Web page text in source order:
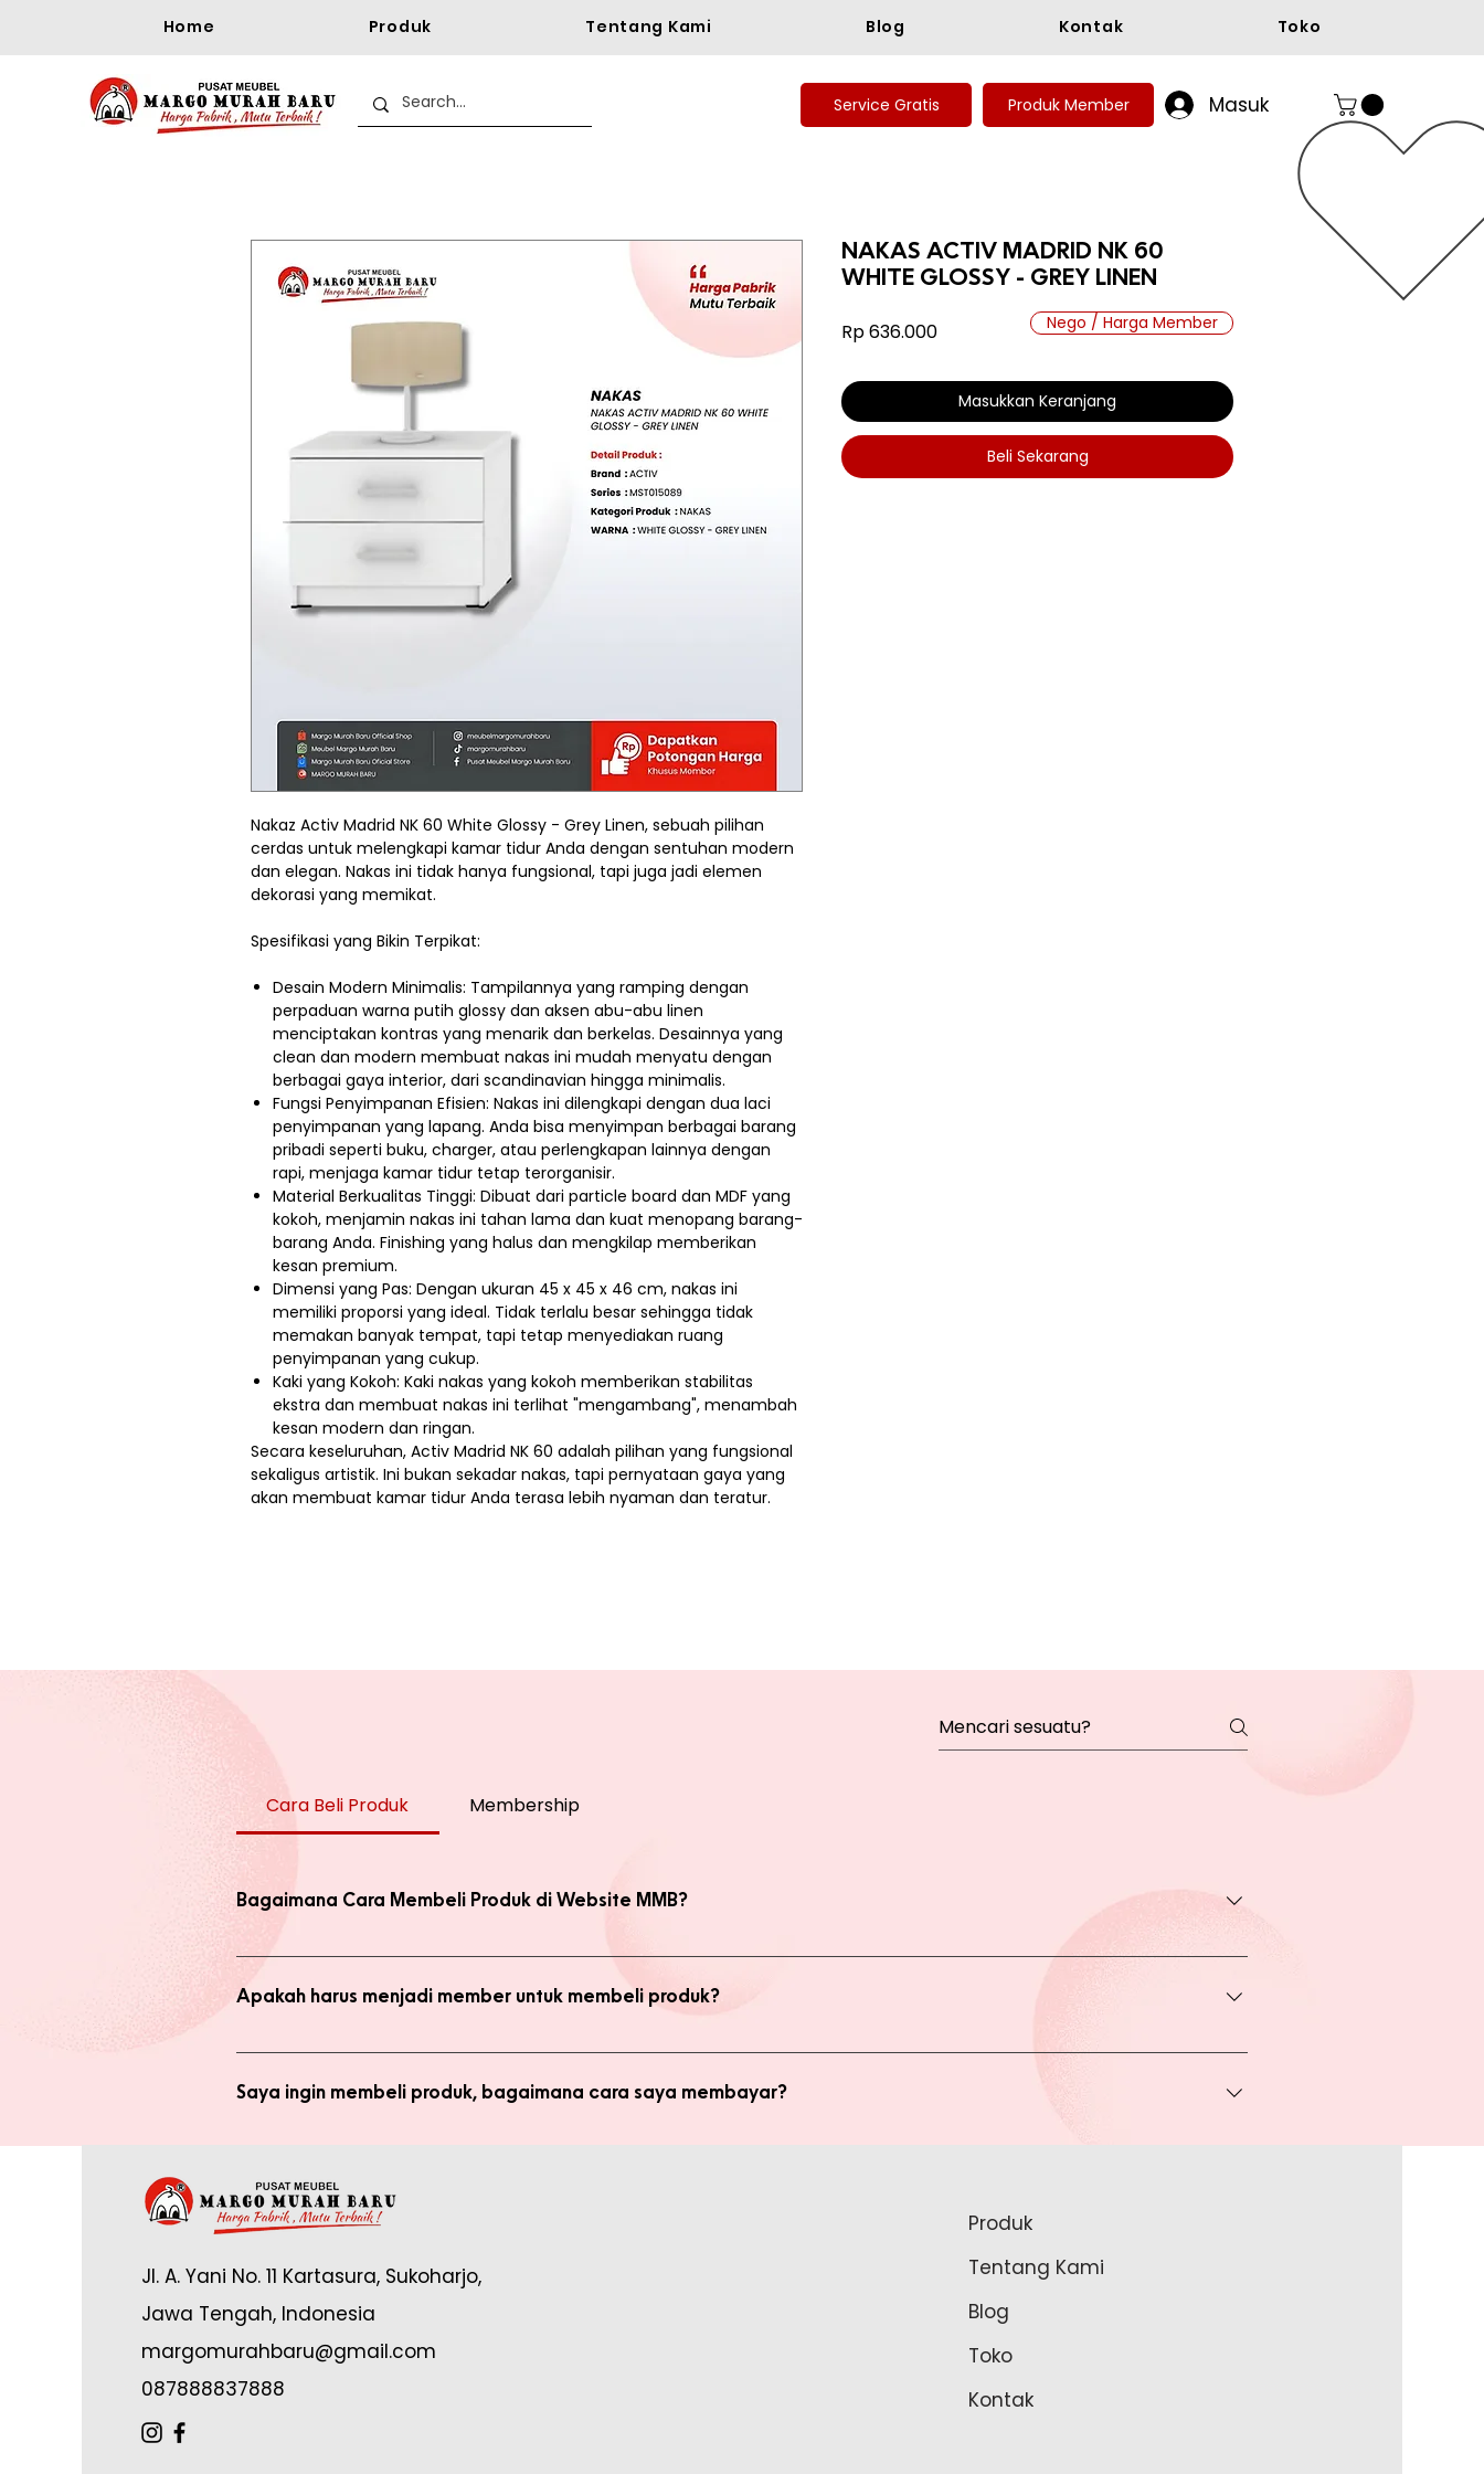
Home Produk Tentang Kami Blog Kontak Toko
Service Gratis Produk Member Masuk
Nakaz Activ Madrid NK 60 White Glossy - Grey Linen, sebuah pilihan
cerdas untuk melengkapi kamar tidur Anda dengan sentuhan modern
dan elegan. Nakas ini tidak hanya fungsional, tapi juga jadi elemen
dekorasi yang memikat.
Spesifikasi yang Bikin Terpikat:
Desain Modern Minimalis: Tampilannya yang ramping dengan
perpaduan warna putih glossy dan aksen abu-abu linen
menciptakan kontras yang menarik dan berkelas. Desainnya yang
clean dan modern membuat nakas ini mudah menyatu dengan
berbagai gaya interior, dari scandinavian hingga minimalis.
Fungsi Penyimpanan Efisien: Nakas ini dilengkapi dengan dua laci
penyimpanan yang lapang. Anda bisa menyimpan berbagai barang
pribadi seperti buku, charger, atau perlengkapan lainnya dengan
rapi, menjaga kamar tidur tetap terorganisir.
Material Berkualitas Tinggi: Dibuat dari particle board dan MDF yang
kokoh, menjamin nakas ini tahan lama dan kuat menopang barang-
barang Anda. Finishing yang halus dan mengkilap memberikan
kesan premium.
Dimensi yang Pas: Dengan ukuran 45 x 45 x 46 cm, nakas ini
memiliki proporsi yang ideal. Tidak terlalu besar sehingga tidak
memakan banyak tempat, tapi tetap menyediakan ruang
penyimpanan yang cukup.
Kaki yang Kokoh: Kaki nakas yang kokoh memberikan stabilitas
ekstra dan membuat nakas ini terlihat "mengambang", menambah
kesan modern dan ringan.
Secara keseluruhan, Activ Madrid NK 60 adalah pilihan yang fungsional
sekaligus artistik. Ini bukan sekadar nakas, tapi pernyataan gaya yang
akan membuat kamar tidur Anda terasa lebih nyaman dan teratur.
NAKAS ACTIV MADRID NK 60
WHITE GLOSSY - GREY LINEN
Rp 636.000Harga
Masukkan Keranjang
Beli Sekarang
Nego / Harga Member
Cara Beli Produk Membership
Bagaimana Cara Membeli Produk di Website MMB?
Ada 2 jenis produk yang ada di website, yaitu produk Member dan Non Member. Anda bisa melakukan transaksi pada halaman Produk
Apakah harus menjadi member untuk membeli produk?
Anda tidak perlu bergabung menjadi member untuk membeli produk MMB. Tetapi ada keuntungan yang bisa Anda dapatkan apabila
Saya ingin membeli produk, bagaimana cara saya membayar?
yang tertulis dan konfirmasikan kepada Admin.
Saya sudah jadi member tapi tidak bisa login ke Produk Member, apa yang harus saya lakukan?
Admin di: https://wa.me/6287888837888 Tunggu waktu 24-48 jam untuk proses pembaruan data sebelum Anda memulai untuk transaksi
Jl. A. Yani No. 11 Kartasura, Sukoharjo,
Jawa Tengah, Indonesia
margomurahbaru@gmail.com
087888837888
Produk
Tentang Kami
Blog
Toko
Kontak